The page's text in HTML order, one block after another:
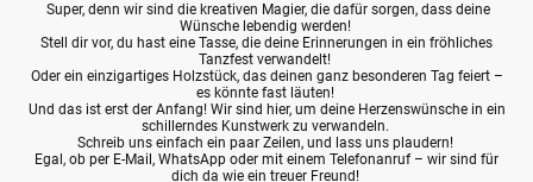
Super, denn wir sind die kreativen Magier, die dafür sorgen, dass deine
Wünsche lebendig werden!
Stell dir vor, du hast eine Tasse, die deine Erinnerungen in ein fröhliches
Tanzfest verwandelt!
Oder ein einzigartiges Holzstück, das deinen ganz besonderen Tag feiert –
es könnte fast läuten!
Und das ist erst der Anfang! Wir sind hier, um deine Herzenswünsche in ein
schillerndes Kunstwerk zu verwandeln.
Schreib uns einfach ein paar Zeilen, und lass uns plaudern!
Egal, ob per E-Mail, WhatsApp oder mit einem Telefonanruf – wir sind für
dich da wie ein treuer Freund!